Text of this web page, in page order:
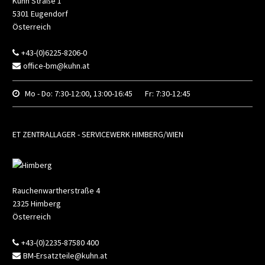
5301 Eugendorf
Österreich
+43-(0)6225-8206-0
office-bm@kuhn.at
Mo - Do: 7:30-12:00, 13:00-16:45 Fr: 7:30-12:45
ET ZENTRALLAGER - SERVICEWERK HIMBERG/WIEN
Rauchenwartherstraße 4
2325 Himberg
Österreich
+43-(0)2235-87580 400
BM-Ersatzteile@kuhn.at